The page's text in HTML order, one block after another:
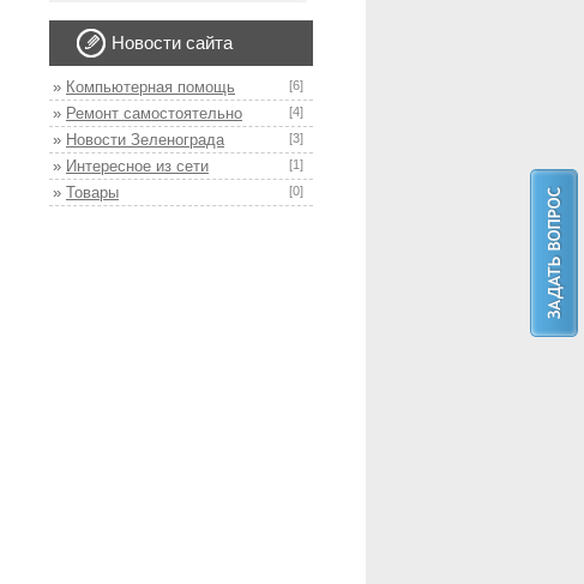
Новости сайта
» Компьютерная помощь [6]
» Ремонт самостоятельно [4]
» Новости Зеленограда [3]
» Интересное из сети [1]
» Товары [0]